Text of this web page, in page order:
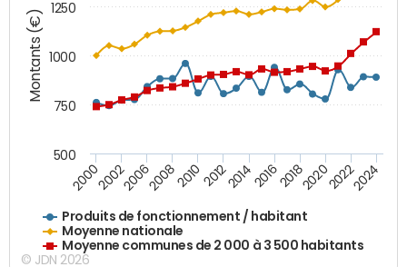
Montants (€)
Produits de fonctionnement / habitant
Moyenne nationale
Moyenne communes de 2 000 à 3 500 habitants
200020022006200820102012201420162018202020222024
500
750
1000
1250
© JDN 2026